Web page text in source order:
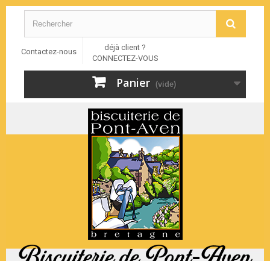
Contactez-nous
déjà client ?
CONNECTEZ-VOUS
Panier (vide)